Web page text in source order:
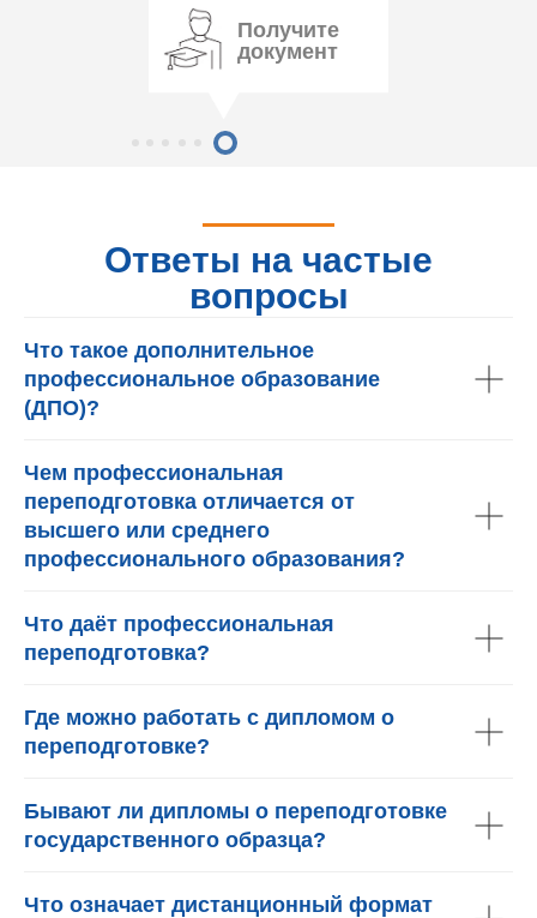
Получите
документ
Ответы на частые
вопросы
Что такое дополнительное
профессиональное образование
(ДПО)?
Чем профессиональная
переподготовка отличается от
высшего или среднего
профессионального образования?
Что даёт профессиональная
переподготовка?
Где можно работать с дипломом о
переподготовке?
Бывают ли дипломы о переподготовке
государственного образца?
Что означает дистанционный формат